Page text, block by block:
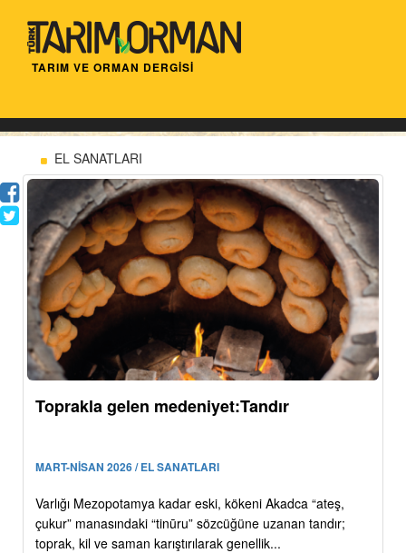
TARIM VE ORMAN DERGİSİ
EL SANATLARI
Toprakla gelen medeniyet:Tandır
MART-NİSAN 2026 / EL SANATLARI
Varlığı Mezopotamya kadar eski, kökeni Akadca “ateş,
çukur” manasındaki “tinūru” sözcüğüne uzanan tandır;
toprak, kil ve saman karıştırılarak genellik...